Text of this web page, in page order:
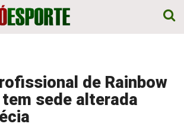
de Rainbow
sede alterada